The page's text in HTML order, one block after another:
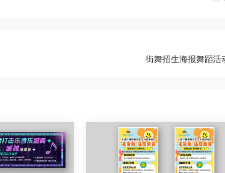
街舞招生海报舞蹈活